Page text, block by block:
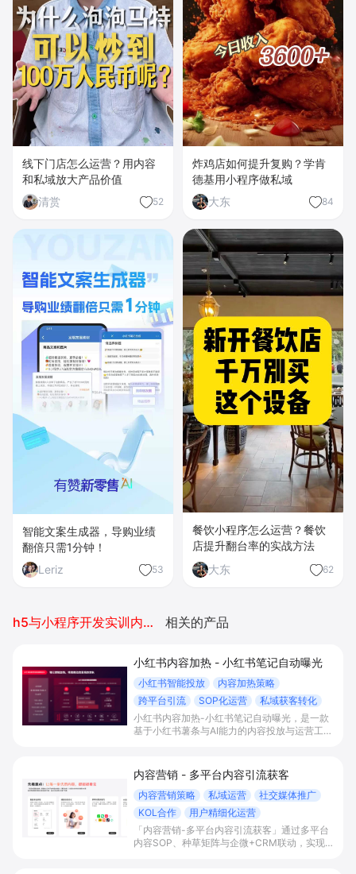
线下门店怎么运营？用内容
和私域放大产品价值
清赏
52
炸鸡店如何提升复购？学肯
德基用小程序做私域
大东
84
智能文案生成器，导购业绩
翻倍只需1分钟！
Leriz
53
餐饮小程序怎么运营？餐饮
店提升翻台率的实战方法
大东
62
h5与小程序开发实训内容报告 相关的产品
小红书内容加热 - 小红书笔记自动曝光
小红书智能投放
内容加热策略
跨平台引流
SOP化运营
私域获客转化
小红书内容加热-小红书笔记自动曝光，是一款
基于小红书薯条与AI能力的内容投放与运营工
多平台私域资产。
内容营销 - 多平台内容引流获客
内容营销策略 私域运营
社交媒体推广
KOL合作
用户精细化运营
「内容营销-多平台内容引流获客」通过多平台
内容SOP、种草矩阵与企微+CRM联动，实现